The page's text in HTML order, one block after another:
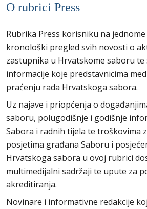
O rubrici Press
Rubrika Press korisniku na
kronološki pregled svih novosti o
zastupnika u Hrvatskome saboru te
informacije koje predstavnicima
praćenju rada Hrvatskoga sabora.
Uz najave i priopćenja o
saboru, polugodišnje i godišnje
Sabora i radnih tijela te troškovima
posjetima građana Saboru i
Hrvatskoga sabora u ovoj rubrici
multimedijalni sadržaji te upute za
akreditiranja.
Novinare i informativne redakcije